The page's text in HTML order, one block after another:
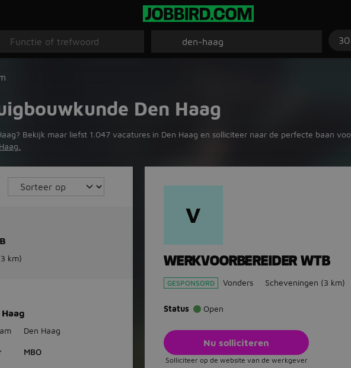
Den Haag
Bekijk maar liefst 1.047 vacatures in Den Haag en solliciteer naar de perfecte baan
km)
Den Haag
MBO
V
WERKVOORBEREIDER WTB
GESPONSORD Vonders Scheveningen (3 km)
Status Open
Nu solliciteren
Solliciteer op de website van de werkgever